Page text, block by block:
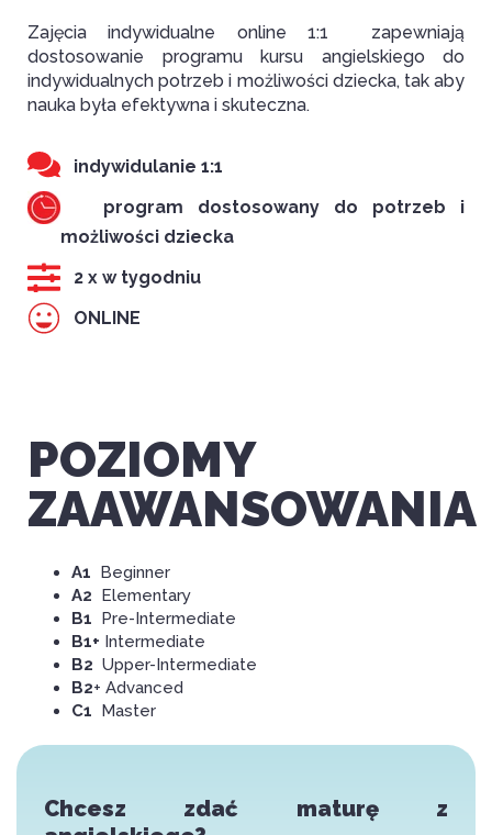
Zajęcia indywidualne online 1:1 zapewniają
dostosowanie programu kursu angielskiego do
indywidualnych potrzeb i możliwości dziecka, tak aby
nauka była efektywna i skuteczna.
indywidulanie 1:1
program dostosowany do potrzeb i
możliwości dziecka
2 x w tygodniu
ONLINE
POZIOMY
ZAAWANSOWANIA
A1 Beginner
A2 Elementary
B1 Pre-Intermediate
B1+ Intermediate
B2 Upper-Intermediate
B2+ Advanced
C1 Master
Chcesz zdać maturę z